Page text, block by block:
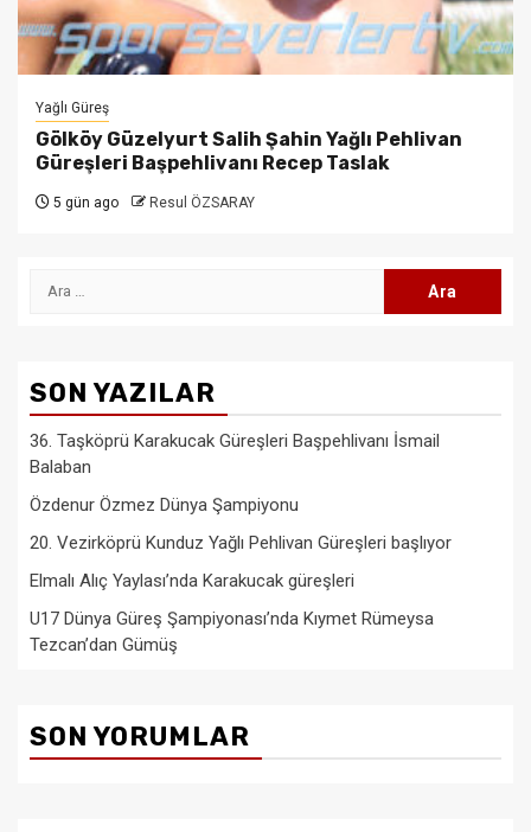
Yağlı Güreş
Gölköy Güzelyurt Salih Şahin Yağlı Pehlivan
Güreşleri Başpehlivanı Recep Taslak
5 gün ago Resul ÖZSARAY
Arama:
SON YAZILAR
36. Taşköprü Karakucak Güreşleri Başpehlivanı İsmail
Balaban
Özdenur Özmez Dünya Şampiyonu
20. Vezirköprü Kunduz Yağlı Pehlivan Güreşleri başlıyor
Elmalı Alıç Yaylası’nda Karakucak güreşleri
U17 Dünya Güreş Şampiyonası’nda Kıymet Rümeysa
Tezcan’dan Gümüş
SON YORUMLAR